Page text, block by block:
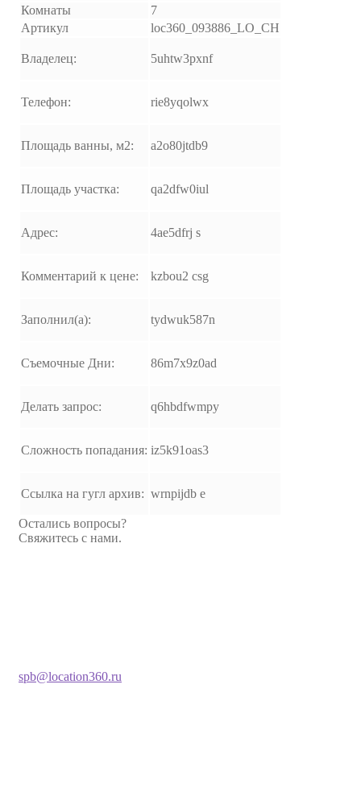
Комнаты
7
Артикул
loc360_093886_LO_CH
Владелец: 5uhtw3pxnf
Телефон: rie8yqolwx
Площадь ванны, м2: a2o80jtdb9
Площадь участка: qa2dfw0iul
Адрес: 4ae5dfrj s
Комментарий к цене: kzbou2 csg
Заполнил(а): tydwuk587n
Съемочные Дни: 86m7x9z0ad
Делать запрос: q6hbdfwmpy
Сложность попадания: iz5k91oas3
Ссылка на гугл архив: wrnpijdb e
Остались вопросы?
Свяжитесь с нами.
spb@location360.ru